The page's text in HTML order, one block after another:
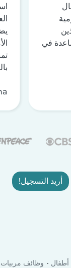
في
أريد التسجيل!
وظائف